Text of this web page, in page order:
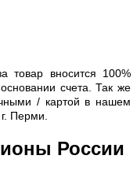
товар вносится 100%
счета. Так же
/ картой в нашем
г. Перми.
России